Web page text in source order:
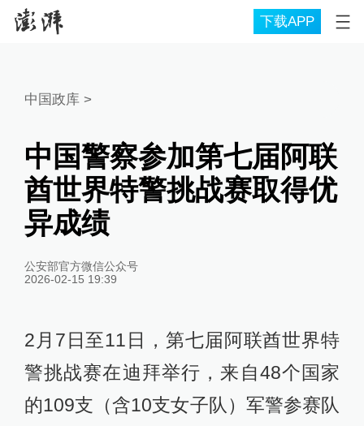
下载APP
中国政库 >
中国警察参加第七届阿联
酋世界特警挑战赛取得优
异成绩
公安部官方微信公众号
2026-02-15 19:39
2月7日至11日，第七届阿联酋世界特
警挑战赛在迪拜举行，来自48个国家
的109支（含10支女子队）军警参赛队